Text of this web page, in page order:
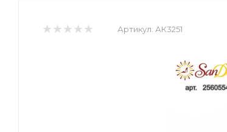
Артикул: АК3251